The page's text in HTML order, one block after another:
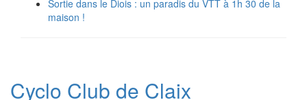
Sortie dans le Diois : un paradis du VTT à 1h 30 de la
maison !
Cyclo Club de Claix